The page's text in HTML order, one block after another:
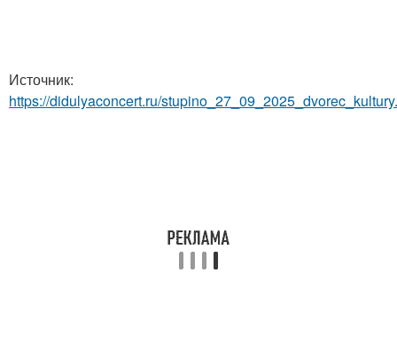
Источник:
https://didulyaconcert.ru/